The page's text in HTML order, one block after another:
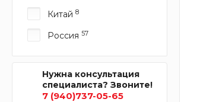
Китай 8
Россия 57
Нужна консультация
специалиста? Звоните!
7 (940)737-05-65